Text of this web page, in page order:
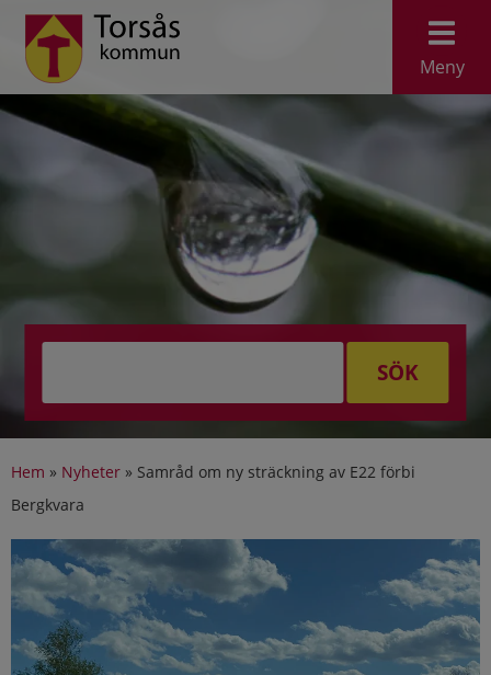
Meny
SÖK
Hem » Nyheter » Samråd om ny sträckning av E22 förbi
Bergkvara